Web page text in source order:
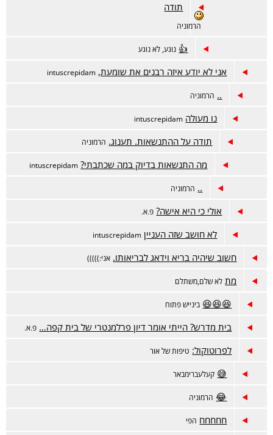
תודה
הרמוניה
👍 נוגע, לא נוגע
אני לא יודע איזה רבנים את שומעת, intuscrepidam
.. הרמוניה
נו מעולה intuscrepidam
תודה על ההתנשאות. תענוג. הרמוניה
מה התנשאות בדיוק במה שכתבתי? intuscrepidam
.. הרמוניה
אולי כי היא אישה? פ.א.
לא חושב שזה העניין intuscrepidam
חשוב שיהיה בריא וידאג לבריאותו. אני:)))))
מת לא שלם,משתלם
😆😆😆 בינייש פתוח
בית מדרש? הייתי אומר דיון פרלמנטרי של בית קפה… פ.א.
לפרוטוקול: טיפות של אור
😅 קעלעברימבאר
😂 הרמוניה
חחחחח הפי